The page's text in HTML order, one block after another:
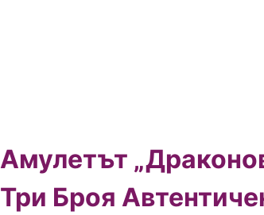
Амулетът
Три Броя